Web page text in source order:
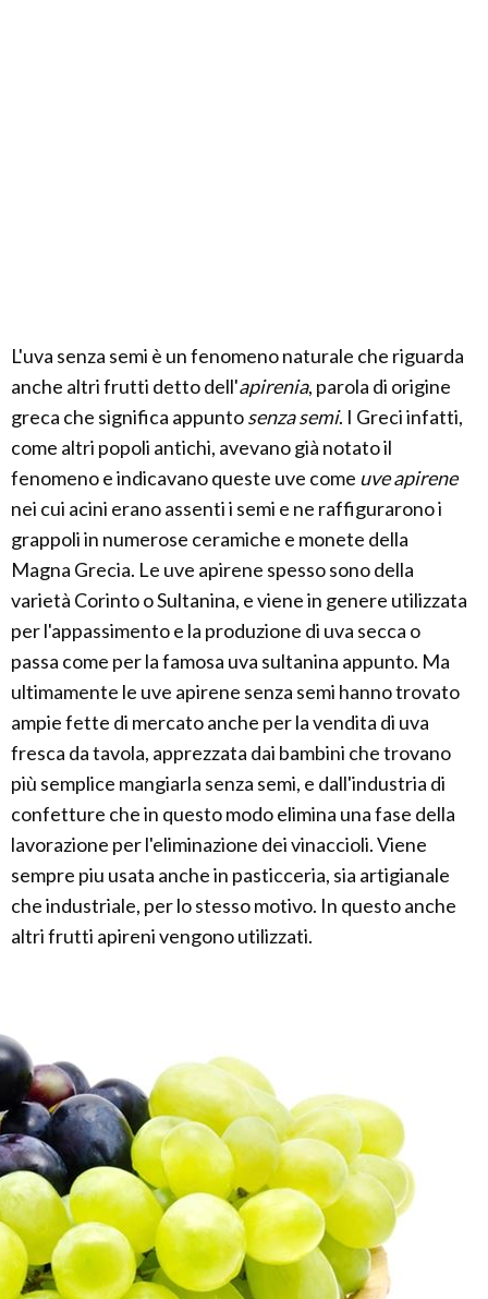
L'uva senza semi è un fenomeno naturale che riguarda
anche altri frutti detto dell'apirenia, parola di origine
greca che significa appuntosenza semi. I Greci infatti,
come altri popoli antichi, avevano già notato il
fenomeno e indicavano queste uve come uve apirene
nei cui acini erano assenti i semi e ne raffigurarono i
grappoli in numerose ceramiche e monete della
Magna Grecia. Le uve apirene spesso sono della
varietà Corinto o Sultanina, e viene in genere utilizzata
per l'appassimento e la produzione di uva secca o
passa come per la famosa uva sultanina appunto. Ma
ultimamente le uve apirene senza semi hanno trovato
ampie fette di mercato anche per la vendita di uva
fresca da tavola, apprezzata dai bambini che trovano
più semplice mangiarla senza semi, e dall'industria di
confetture che in questo modo elimina una fase della
lavorazione per l'eliminazione dei vinaccioli. Viene
sempre piu usata anche in pasticceria, sia artigianale
che industriale, per lo stesso motivo. In questo anche
altri frutti apireni vengono utilizzati.